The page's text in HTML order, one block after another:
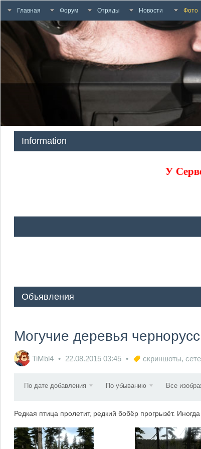
Главная Форум Отряды Новости Фото
Information
У
Объявления
Могучие деревья
TiMbl4 22.08.2015 03:45 скриншоты,
По дате добавления По убыванию Все
Редкая птица пролетит, редкий бобёр прогрызёт.